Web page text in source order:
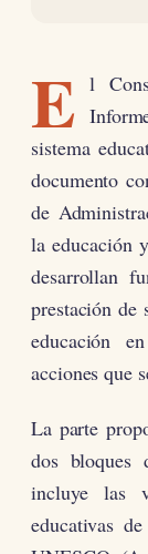
E l
sistema
documento
de
la educación
desarrollan
prestación de
educación
acciones que
La parte
dos bloques
incluye las
educativas